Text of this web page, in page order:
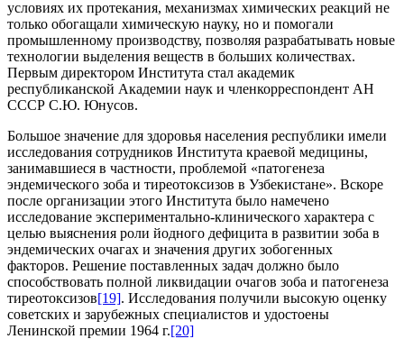
условиях их протекания, механизмах химических реакций не
только обогащали химическую науку, но и помогали
промышленному производству, позволяя разрабатывать новые
технологии выделения веществ в больших количествах.
Первым директором Института стал академик
республиканской Академии наук и членкорреспондент АН
СССР С.Ю. Юнусов.
Большое значение для здоровья населения республики имели
исследования сотрудников Института краевой медицины,
занимавшиеся в частности, проблемой «патогенеза
эндемического зоба и тиреотоксизов в Узбекистане». Вскоре
после организации этого Института было намечено
исследование экспериментально-клинического характера с
целью выяснения роли йодного дефицита в развитии зоба в
эндемических очагах и значения других зобогенных
факторов. Решение поставленных задач должно было
способствовать полной ликвидации очагов зоба и патогенеза
тиреотоксизов[19]. Исследования получили высокую оценку
советских и зарубежных специалистов и удостоены
Ленинской премии 1964 г.[20]